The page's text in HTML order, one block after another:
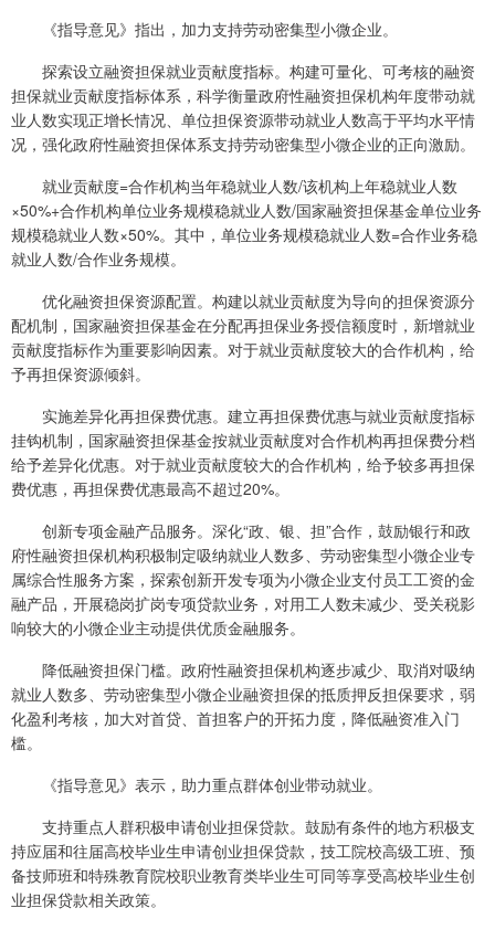
《指导意见》指出，加力支持劳动密集型小微企业。
探索设立融资担保就业贡献度指标。构建可量化、可考核的融资
担保就业贡献度指标体系，科学衡量政府性融资担保机构年度带动就
业人数实现正增长情况、单位担保资源带动就业人数高于平均水平情
况，强化政府性融资担保体系支持劳动密集型小微企业的正向激励。
就业贡献度=合作机构当年稳就业人数/该机构上年稳就业人数
×50%+合作机构单位业务规模稳就业人数/国家融资担保基金单位业务
规模稳就业人数×50%。其中，单位业务规模稳就业人数=合作业务稳
就业人数/合作业务规模。
优化融资担保资源配置。构建以就业贡献度为导向的担保资源分
配机制，国家融资担保基金在分配再担保业务授信额度时，新增就业
贡献度指标作为重要影响因素。对于就业贡献度较大的合作机构，给
予再担保资源倾斜。
实施差异化再担保费优惠。建立再担保费优惠与就业贡献度指标
挂钩机制，国家融资担保基金按就业贡献度对合作机构再担保费分档
给予差异化优惠。对于就业贡献度较大的合作机构，给予较多再担保
费优惠，再担保费优惠最高不超过20%。
创新专项金融产品服务。深化“政、银、担”合作，鼓励银行和政
府性融资担保机构积极制定吸纳就业人数多、劳动密集型小微企业专
属综合性服务方案，探索创新开发专项为小微企业支付员工工资的金
融产品，开展稳岗扩岗专项贷款业务，对用工人数未减少、受关税影
响较大的小微企业主动提供优质金融服务。
降低融资担保门槛。政府性融资担保机构逐步减少、取消对吸纳
就业人数多、劳动密集型小微企业融资担保的抵质押反担保要求，弱
化盈利考核，加大对首贷、首担客户的开拓力度，降低融资准入门
槛。
《指导意见》表示，助力重点群体创业带动就业。
支持重点人群积极申请创业担保贷款。鼓励有条件的地方积极支
持应届和往届高校毕业生申请创业担保贷款，技工院校高级工班、预
备技师班和特殊教育院校职业教育类毕业生可同等享受高校毕业生创
业担保贷款相关政策。